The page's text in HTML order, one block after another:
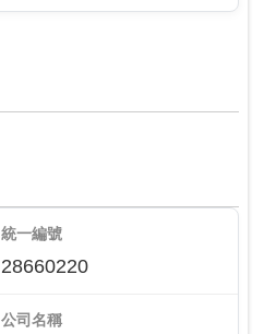
統一編號
28660220
公司名稱